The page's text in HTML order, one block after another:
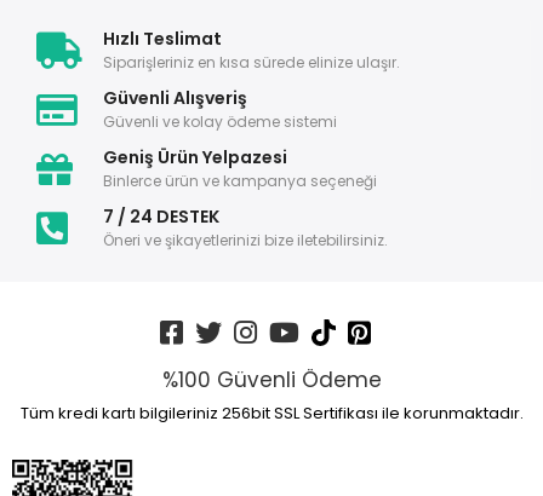
Hızlı Teslimat
Siparişleriniz en kısa sürede elinize ulaşır.
Güvenli Alışveriş
Güvenli ve kolay ödeme sistemi
Geniş Ürün Yelpazesi
Binlerce ürün ve kampanya seçeneği
7 / 24 DESTEK
Öneri ve şikayetlerinizi bize iletebilirsiniz.
%100 Güvenli Ödeme
Tüm kredi kartı bilgileriniz 256bit SSL Sertifikası ile korunmaktadır.